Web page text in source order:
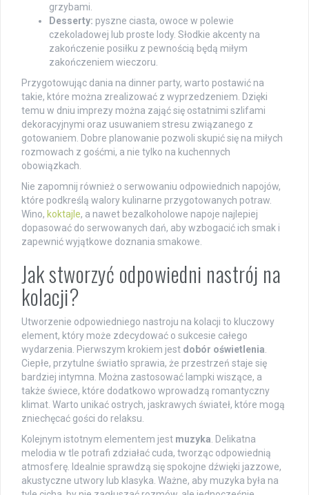
grzybami.
Desserty: pyszne ciasta, owoce w polewie
czekoladowej lub proste lody. Słodkie akcenty na
zakończenie posiłku z pewnością będą miłym
zakończeniem wieczoru.
Przygotowując dania na dinner party, warto postawić na
takie, które można zrealizować z wyprzedzeniem. Dzięki
temu w dniu imprezy można zająć się ostatnimi szlifami
dekoracyjnymi oraz usuwaniem stresu związanego z
gotowaniem. Dobre planowanie pozwoli skupić się na miłych
rozmowach z gośćmi, a nie tylko na kuchennych
obowiązkach.
Nie zapomnij również o serwowaniu odpowiednich napojów,
które podkreślą walory kulinarne przygotowanych potraw.
Wino, koktajle, a nawet bezalkoholowe napoje najlepiej
dopasować do serwowanych dań, aby wzbogacić ich smak i
zapewnić wyjątkowe doznania smakowe.
Jak stworzyć odpowiedni nastrój na
kolacji?
Utworzenie odpowiedniego nastroju na kolacji to kluczowy
element, który może zdecydować o sukcesie całego
wydarzenia. Pierwszym krokiem jest dobór oświetlenia
Ciepłe, przytulne światło sprawia, że przestrzeń staje się
bardziej intymna. Można zastosować lampki wiszące, a
także świece, które dodatkowo wprowadzą romantyczny
klimat. Warto unikać ostrych, jaskrawych świateł, które mogą
zniechęcać gości do relaksu.
Kolejnym istotnym elementem jest muzyka . Delikatna
melodia w tle potrafi zdziałać cuda, tworząc odpowiednią
atmosferę. Idealnie sprawdzą się spokojne dźwięki jazzowe,
akustyczne utwory lub klasyka. Ważne, aby muzyka była na